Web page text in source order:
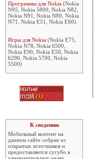
Программы для Nokia (Nokia
N95, Nokia 5800, Nokia N82,
Nokia N91, Nokia N80, Nokia
N71, Nokia E51, Nokia E60).
Игры для Nokia (Nokia E75,
Nokia N78, Nokia 6500,
Nokia E90, Nokia E50, Nokia
6290, Nokia 5700, Nokia
5500)
К сведению
Мобильный контент на
данном сайте собран из
открытых источников и
предоставляется сугубо в